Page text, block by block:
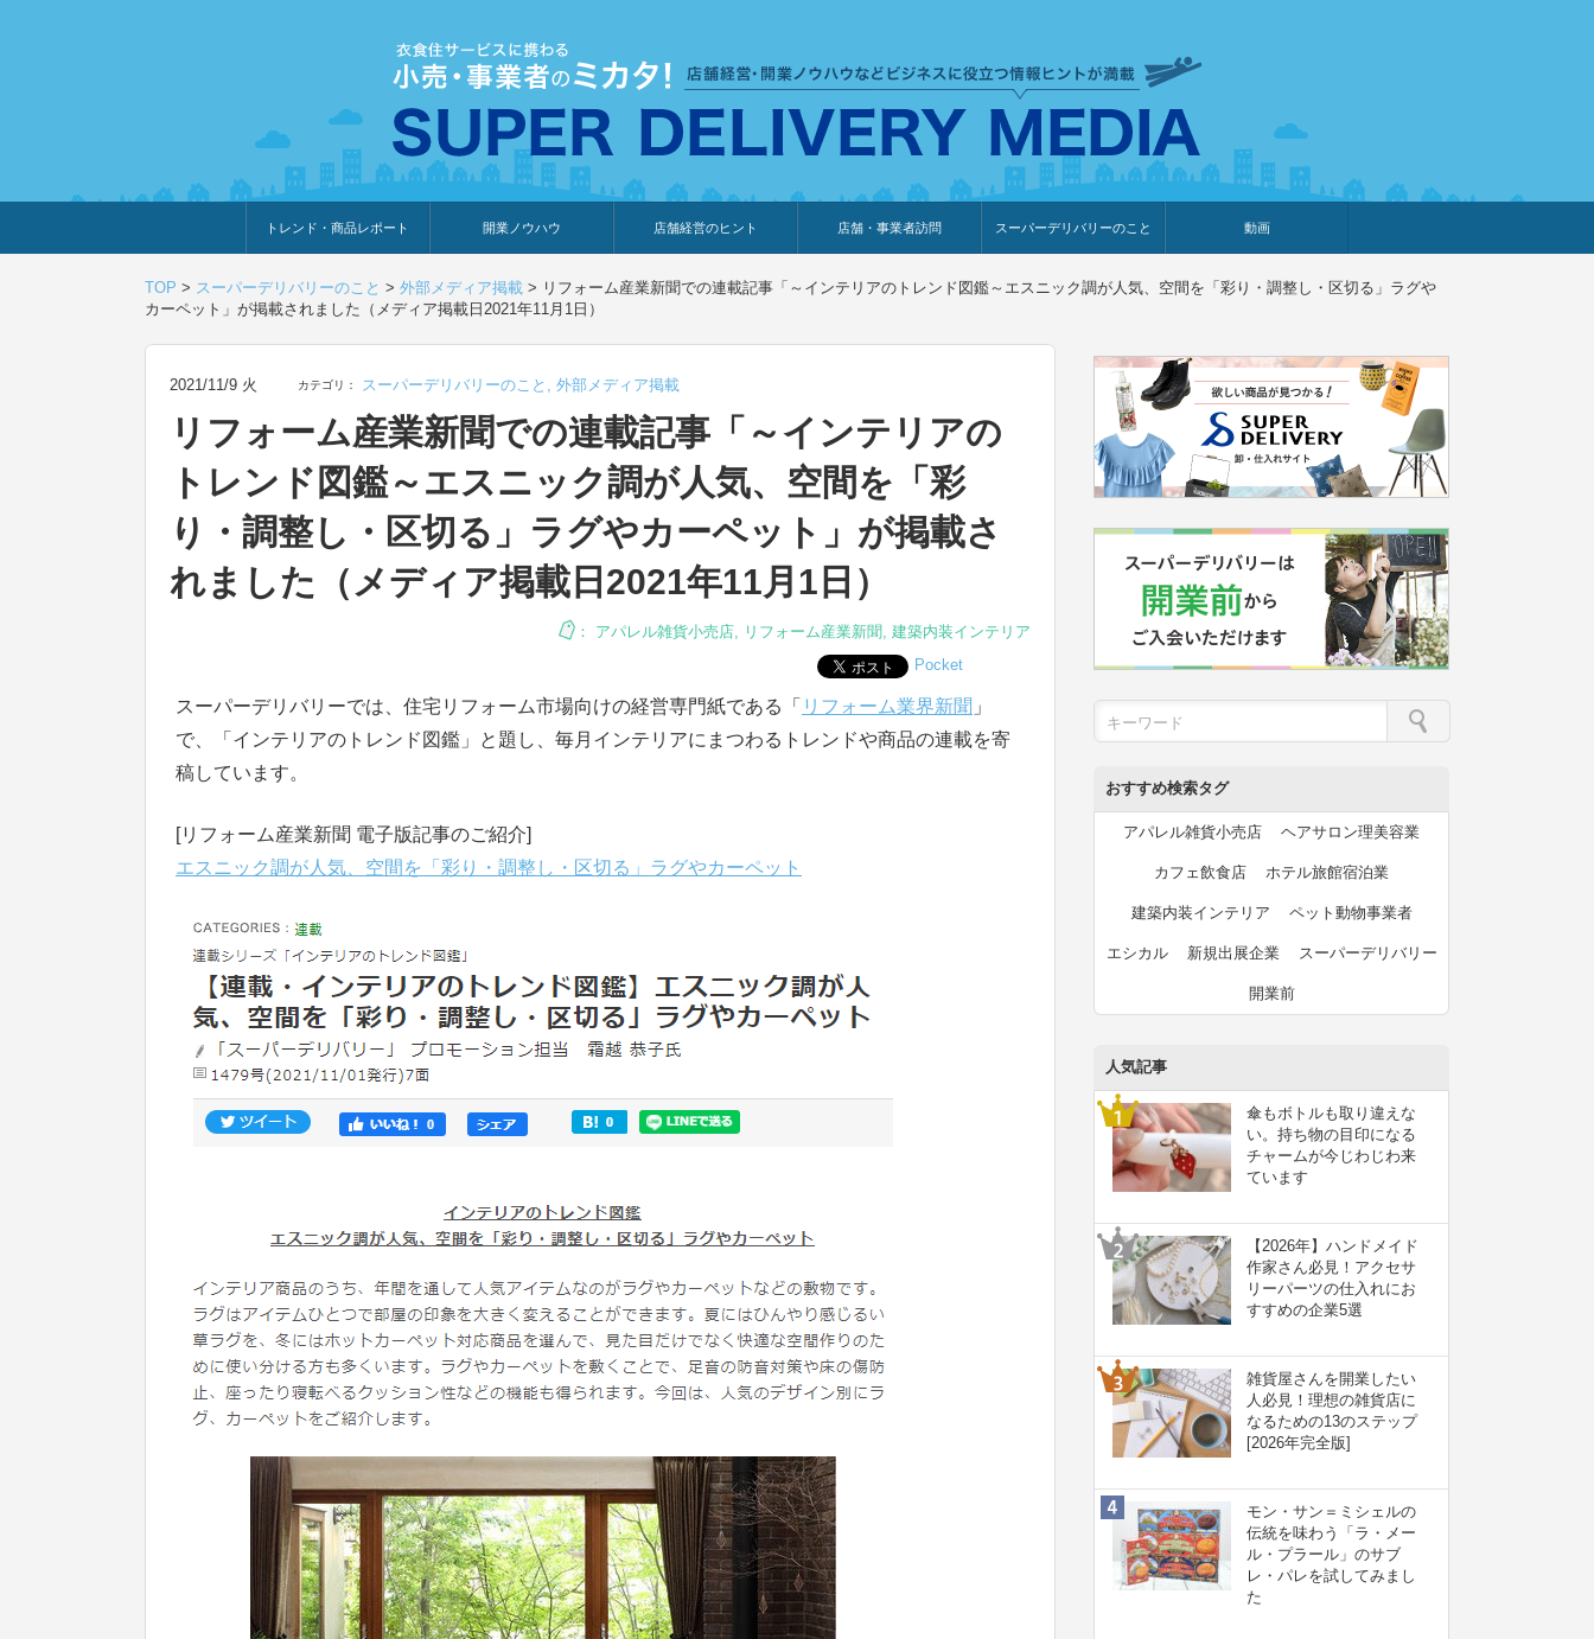
トレンド・商品レポート
トレンド・特集
人気ランキング
出展企業のおすすめ
商品体験・レビュー
暮らしの提案
開業ノウハウ
開業までの道のり
開業知識・情報
店舗経営のヒント
ウェブ集客・販売促進
仕入れ
展示会情報
接客・販売
知識情報
販促カレンダー
集客・販売促進
店舗・事業者訪問
アパレル店
カフェ・飲食店
ペットサロン
メーカー
他の業種
美容サロン
薬局
観光・ホテル旅館宿泊業
雑貨店
食料品店
スーパーデリバリーのこと
イベント・プレゼント企画
セミナー・調査レポート
体験型イベント・動画告知
外部メディア掲載
新規出展メーカー
動画
ライブコマース
TOP > スーパーデリバリーのこと > 外部メディア掲載 > リフォーム産業新聞での連載記事「～インテリアのトレンド図鑑～エスニック調が人気、空間を「彩り・調整し・区切る」ラグや
カーペット」が掲載されました（メディア掲載日2021年11月1日）
2021/11/9 火 カテゴリ： スーパーデリバリーのこと , 外部メディア掲載
リフォーム産業新聞での連載記事「～インテリアの
トレンド図鑑～エスニック調が人気、空間を「彩
り・調整し・区切る」ラグやカーペット」が掲載さ
れました（メディア掲載日2021年11月1日）
： アパレル雑貨小売店, リフォーム産業新聞, 建築内装インテリア
Pocket
スーパーデリバリーでは、住宅リフォーム市場向けの経営専門紙である「 リフォーム業界新聞 」
で、「インテリアのトレンド図鑑」と題し、毎月インテリアにまつわるトレンドや商品の連載を寄
稿しています。
[リフォーム産業新聞 電子版記事のご紹介]
エスニック調が人気、空間を「彩り・調整し・区切る」ラグやカーペット
おすすめ検索タグ
アパレル雑貨小売店 ヘアサロン理美容業
カフェ飲食店 ホテル旅館宿泊業
建築内装インテリア ペット動物事業者
エシカル 新規出展企業 スーパーデリバリー
開業前
人気記事
傘もボトルも取り違えな
い。持ち物の目印になる
チャームが今じわじわ来
ています
【2026年】ハンドメイド
作家さん必見！アクセサ
リーパーツの仕入れにお
すすめの企業5選
雑貨屋さんを開業したい
人必見！理想の雑貨店に
なるための13のステップ
[2026年完全版]
モン・サン＝ミシェルの
伝統を味わう「ラ・メー
ル・プラール」のサブ
レ・パレを試してみまし
た